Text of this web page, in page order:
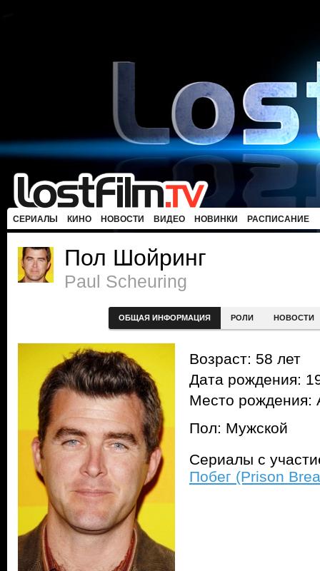
СЕРИАЛЫ КИНО НОВОСТИ ВИДЕО НОВИНКИ РАСПИСАНИЕ
Пол Шойринг
Paul Scheuring
ОБЩАЯ ИНФОРМАЦИЯ РОЛИ НОВОСТИ
Возраст: 58 лет
Дата рождения:
Место
Пол: Мужской
Сериалы с
Побег (Prison